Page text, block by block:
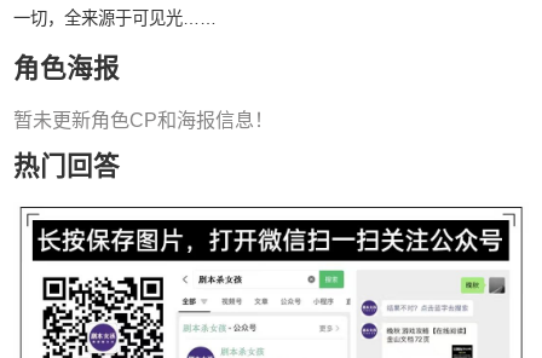
一切，全来源于可见光……
角色海报
暂未更新角色CP和海报信息！
热门回答